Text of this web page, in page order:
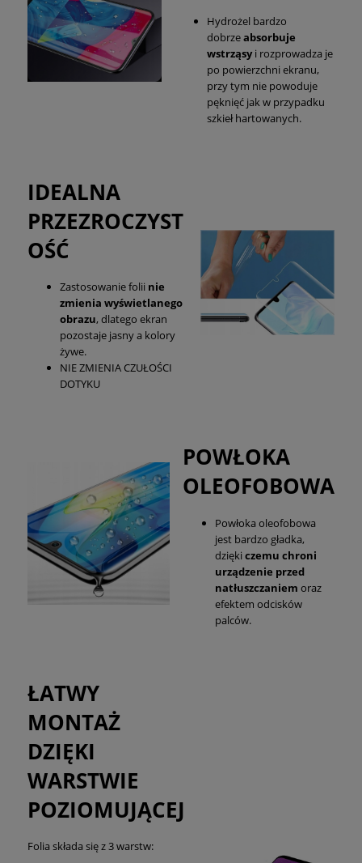
Hydrożel bardzo
dobrzeabsorbuje
wstrząsyi rozprowadza je
po powierzchni ekranu,
przy tym nie powoduje
pęknięć jak w przypadku
szkieł hartowanych.
IDEALNA
PRZEZROCZYST
OŚĆ
Zastosowanie folii nie
zmienia wyświetlanego
obrazu, dlatego ekran
pozostaje jasny a kolory
żywe.
NIE ZMIENIA CZUŁOŚCI
DOTYKU
POWŁOKA
OLEOFOBOWA
Powłoka oleofobowa
jest bardzo gładka,
dzięki czemu chroni
urządzenie przed
natłuszczaniem oraz
efektem odcisków
palców.
ŁATWY
MONTAŻ
DZIĘKI
WARSTWIE
POZIOMUJĄCEJ
Folia składa się z 3 warstw: